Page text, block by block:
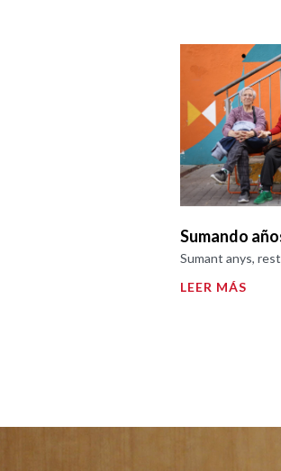
Sumando
Sumant anys,
LEER MÁS